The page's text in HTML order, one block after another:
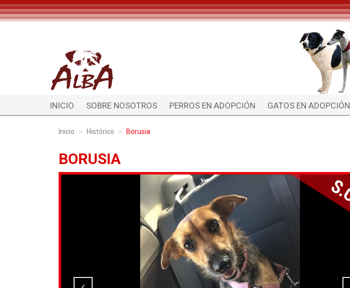
INICIO SOBRE NOSOTROS PERROS EN ADOPCIÓN GATOS EN ADOPCIÓN
Inicio Histórico Borusia
BORUSIA